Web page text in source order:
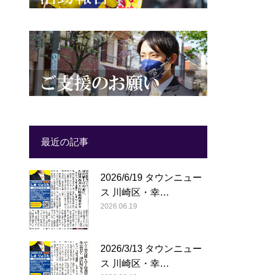
最近の記事
2026/6/19 タウンニュー
ス 川崎区・幸…
2026.06.19
2026/3/13 タウンニュー
ス 川崎区・幸…